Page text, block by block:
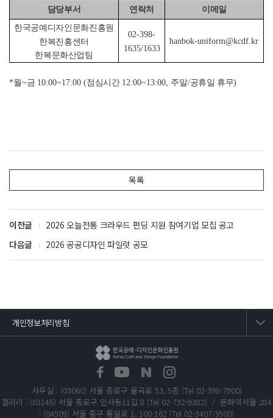
담당부서
연락처
이메일
한국공예디자인문화진흥원
한복진흥센터
한복문화산업팀
02-398-
1635/1633
hanbok-uniform@kcdf.kr
*월~금 10:00~17:00 (점심시간 12:00~13:00, 주말/공휴일 휴무)
목록
이전글
2026 오늘전통 크라우드 펀딩 지원 참여기업 모집 공고
다음글
2026 공공디자인 파일럿 공모
개인정보처리방침
사무실 : (03060) 서울 종로구 율곡로 53, 5층 (Tel 02-398-7900)
갤러리 : (03145) 서울 종로구 인사동11길 8 (Tel 02-732-9382) / 문화역서울 284
: (04509) 서울 중구 통일로 1, 100-162 (Tel 02-3407-3500)